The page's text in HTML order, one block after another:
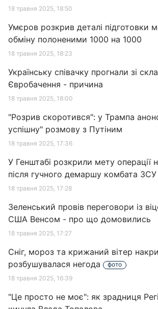
18 травня 2025, 18:50
Умєров розкрив деталі підготовки
обміну полоненими 1000 на 1000
18 травня 2025, 18:23
Українську співачку прогнали зі
Євробачення - причина
18 травня 2025, 18:00
"Розрив скоротився": у Трампа
успішну" розмову з Путіним
18 травня 2025, 17:36
У Генштабі розкрили мету операції
після гучного демаршу комбата ЗСУ
18 травня 2025, 17:28
Зеленський провів переговори із
США Венсом - про що домовились
18 травня 2025, 17:27
Сніг, мороз та крижаний вітер
розбушувалася негода
фото
18 травня 2025, 16:39
"Це просто не моє": як зрадниця